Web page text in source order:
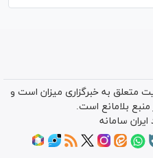
متعلق به خبرگزاری میزان است و
منبع بلامانع است.
ایران سامانه